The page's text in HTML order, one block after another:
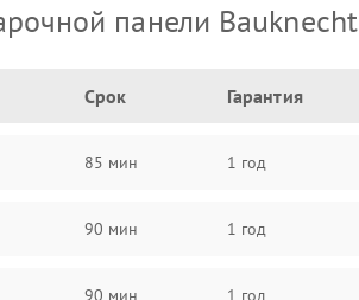
панели Bauknecht
Срок Гарантия
85 мин 1 год
90 мин 1 год
90 мин 1 год